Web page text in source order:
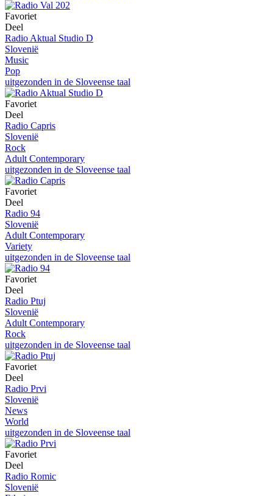
Favoriet
Deel
Radio Aktual Studio D
Slovenië
Music
Pop
uitgezonden in de Sloveense taal
Favoriet
Deel
Radio Capris
Slovenië
Rock
Adult Contemporary
uitgezonden in de Sloveense taal
Favoriet
Deel
Radio 94
Slovenië
Adult Contemporary
Variety
uitgezonden in de Sloveense taal
Favoriet
Deel
Radio Ptuj
Slovenië
Adult Contemporary
Rock
uitgezonden in de Sloveense taal
Favoriet
Deel
Radio Prvi
Slovenië
News
World
uitgezonden in de Sloveense taal
Favoriet
Deel
Radio Romic
Slovenië